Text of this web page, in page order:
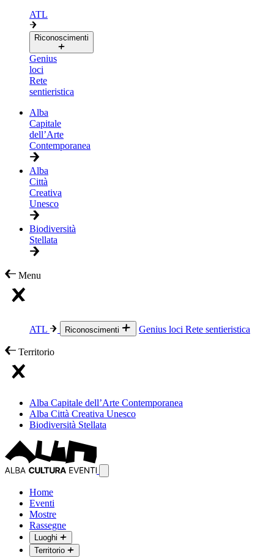
ATL
Riconoscimenti
Genius
loci
Rete
sentieristica
Alba
Capitale
dell’Arte
Contemporanea
Alba
Città
Creativa
Unesco
Biodiversità
Stellata
Menu
ATL Riconoscimenti Genius loci Rete sentieristica
Territorio
Alba Capitale dell’Arte Contemporanea
Alba Città Creativa Unesco
Biodiversità Stellata
Home
Eventi
Mostre
Rassegne
Luoghi
Territorio